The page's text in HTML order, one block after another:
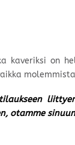
kaveriksi on
otamme